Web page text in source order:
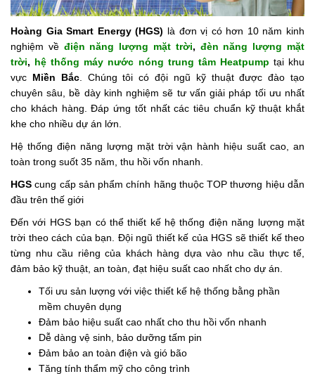
Hoàng Gia Smart Energy (HGS) là đơn vị có hơn 10 năm kinh
nghiệm về điện năng lượng mặt trời, đèn năng lượng mặt
trời, hệ thống máy nước nóng trung tâm Heatpump tại khu
vực Miền Bắc. Chúng tôi có đội ngũ kỹ thuật được đào tạo
chuyên sâu, bề dày kinh nghiệm sẽ tư vấn giải pháp tối ưu nhất
cho khách hàng. Đáp ứng tốt nhất các tiêu chuẩn kỹ thuật khắt
khe cho nhiều dự án lớn.
Hệ thống điện năng lượng mặt trời vận hành hiệu suất cao, an
toàn trong suốt 35 năm, thu hồi vốn nhanh.
HGScung cấp sản phẩm chính hãng thuộc TOP thương hiệu dẫn
đầu trên thế giới
Đến với HGS bạn có thể thiết kế hệ thống điện năng lượng mặt
trời theo cách của bạn. Đội ngũ thiết kế của HGS sẽ thiết kế theo
từng nhu cầu riêng của khách hàng dựa vào nhu cầu thực tế,
đảm bảo kỹ thuật, an toàn, đạt hiệu suất cao nhất cho dự án.
Tối ưu sản lượng với việc thiết kế hệ thống bằng phần
mềm chuyên dụng
Đảm bảo hiệu suất cao nhất cho thu hồi vốn nhanh
Dễ dàng vệ sinh, bảo dưỡng tấm pin
Đảm bảo an toàn điện và gió bão
Tăng tính thẩm mỹ cho công trình